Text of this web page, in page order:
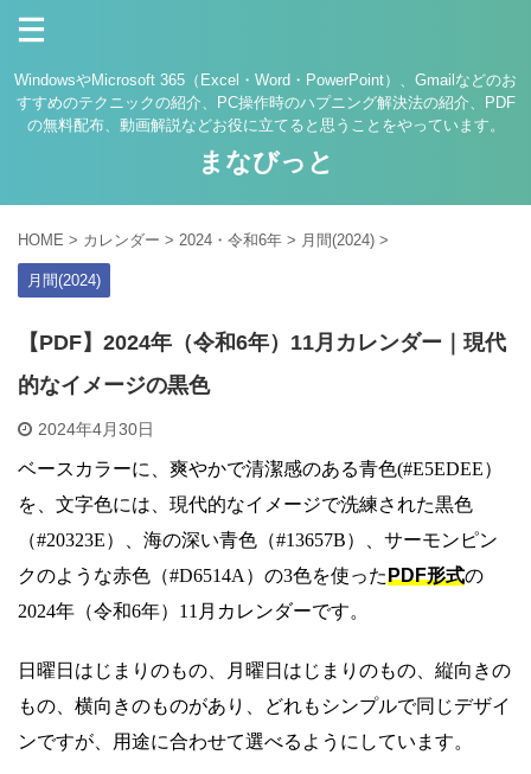
WindowsやMicrosoft 365（Excel・Word・PowerPoint）、Gmailなどのお
すすめのテクニックの紹介、PC操作時のハプニング解決法の紹介、PDF
の無料配布、動画解説などお役に立てると思うことをやっています。
まなびっと
HOME > カレンダー > 2024・令和6年 > 月間(2024) >
月間(2024)
【PDF】2024年（令和6年）11月カレンダー｜現代
的なイメージの黒色
2024年4月30日
ベースカラーに、爽やかで清潔感のある青色(#E5EDEE）
を、文字色には、現代的なイメージで洗練された黒色
（#20323E）、海の深い青色（#13657B）、サーモンピン
クのような赤色（#D6514A）の3色を使ったPDF形式の
2024年（令和6年）11月カレンダーです。
日曜日はじまりのもの、月曜日はじまりのもの、縦向きの
もの、横向きのものがあり、どれもシンプルで同じデザイ
ンですが、用途に合わせて選べるようにしています。